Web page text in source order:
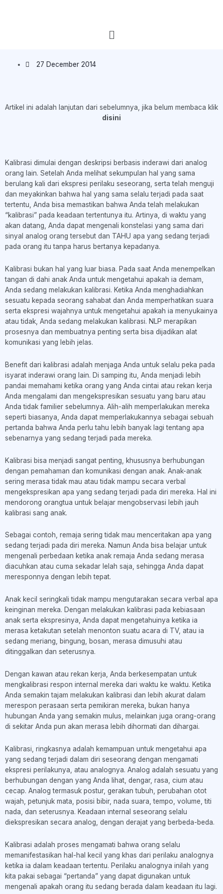
27 December 2014
Artikel ini adalah lanjutan dari sebelumnya, jika belum membaca klik
disini
Kalibrasi dimulai dengan deskripsi berbasis inderawi dari analog
orang lain. Setelah Anda melihat sekumpulan hal yang sama
berulang kali dari ekspresi perilaku seseorang, serta telah menguji
dan meyakinkan bahwa hal yang sama selalu terjadi pada saat
tertentu, Anda bisa memastikan bahwa Anda telah melakukan
“kalibrasi” pada keadaan tertentunya itu. Artinya, di waktu yang
akan datang, Anda dapat mengenali konstelasi yang sama dari
sinyal analog orang tersebut dan TAHU apa yang sedang terjadi
pada orang itu tanpa harus bertanya kepadanya.
Kalibrasi bukan hal yang luar biasa. Pada saat Anda menempelkan
tangan di dahi anak Anda untuk mengetahui apakah ia demam,
Anda sedang melakukan kalibrasi. Ketika Anda menghadiahkan
sesuatu kepada seorang sahabat dan Anda memperhatikan suara
serta ekspresi wajahnya untuk mengetahui apakah ia menyukainya
atau tidak, Anda sedang melakukan kalibrasi. NLP merapikan
prosesnya dan membuatnya penting serta bisa dijadikan alat
komunikasi yang lebih jelas.
Benefit dari kalibrasi adalah menjaga Anda untuk selalu peka pada
isyarat inderawi orang lain. Di samping itu, Anda menjadi lebih
pandai memahami ketika orang yang Anda cintai atau rekan kerja
Anda mengalami dan mengekspresikan sesuatu yang baru atau
Anda tidak familier sebelumnya. Alih-alih memperlakukan mereka
seperti biasanya, Anda dapat memperlakukannya sebagai sebuah
pertanda bahwa Anda perlu tahu lebih banyak lagi tentang apa
sebenarnya yang sedang terjadi pada mereka.
Kalibrasi bisa menjadi sangat penting, khususnya berhubungan
dengan pemahaman dan komunikasi dengan anak. Anak-anak
sering merasa tidak mau atau tidak mampu secara verbal
mengekspresikan apa yang sedang terjadi pada diri mereka. Hal ini
mendorong orangtua untuk belajar mengobservasi lebih jauh
kalibrasi sang anak.
Sebagai contoh, remaja sering tidak mau menceritakan apa yang
sedang terjadi pada diri mereka. Namun Anda bisa belajar untuk
mengenali perbedaan ketika anak remaja Anda sedang merasa
diacuhkan atau cuma sekadar lelah saja, sehingga Anda dapat
meresponnya dengan lebih tepat.
Anak kecil seringkali tidak mampu mengutarakan secara verbal apa
keinginan mereka. Dengan melakukan kalibrasi pada kebiasaan
anak serta ekspresinya, Anda dapat mengetahuinya ketika ia
merasa ketakutan setelah menonton suatu acara di TV, atau ia
sedang meriang, bingung, bosan, merasa dimusuhi atau
ditinggalkan dan seterusnya.
Dengan kawan atau rekan kerja, Anda berkesempatan untuk
mengkalibrasi respon internal mereka dari waktu ke waktu. Ketika
Anda semakin tajam melakukan kalibrasi dan lebih akurat dalam
merespon perasaan serta pemikiran mereka, bukan hanya
hubungan Anda yang semakin mulus, melainkan juga orang-orang
di sekitar Anda pun akan merasa lebih dihormati dan dihargai.
Kalibrasi, ringkasnya adalah kemampuan untuk mengetahui apa
yang sedang terjadi dalam diri seseorang dengan mengamati
ekspresi perilakunya, atau analognya. Analog adalah sesuatu yang
berhubungan dengan yang Anda lihat, dengar, rasa, cium atau
cecap. Analog termasuk postur, gerakan tubuh, perubahan otot
wajah, petunjuk mata, posisi bibir, nada suara, tempo, volume, titi
nada, dan seterusnya. Keadaan internal seseorang selalu
diekspresikan secara analog, dengan derajat yang berbeda-beda.
Kalibrasi adalah proses mengamati bahwa orang selalu
memanifestasikan hal-hal kecil yang khas dari perilaku analognya
ketika ia dalam keadaan tertentu. Perilaku analognya inilah yang
kita pakai sebagai “pertanda” yang dapat digunakan untuk
mengenali apakah orang itu sedang berada dalam keadaan itu lagi.